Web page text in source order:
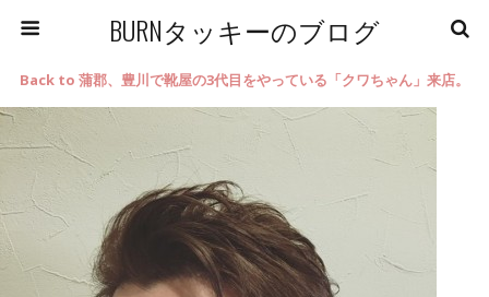
BURNタッキーのブログ
Back to 蒲郡、豊川で靴屋の3代目をやっている「クワちゃん」来店。